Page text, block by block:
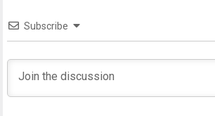
Subscribe